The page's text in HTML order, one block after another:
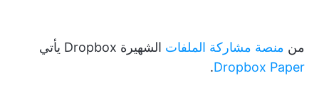
من منصة مشاركة الملفات الشهيرة Dropbox يأتي
Dropbox Paper
.